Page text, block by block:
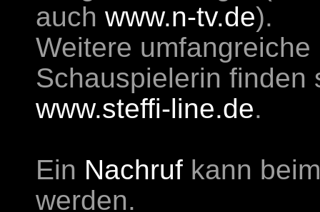
auch www.n-tv.de).
Weitere
Schauspielerin finden
www.steffi-line.de.
Ein Nachruf kann
werden.